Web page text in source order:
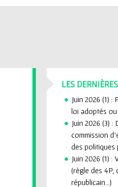
LES
Juin 2026 (1)
loi adoptés
Juin 2026 (3)
commission
des politiques
Juin 2026 (1) :
(règle des
républicain...)